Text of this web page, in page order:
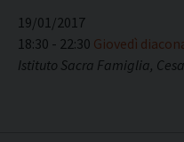
19/01/2017
18:30 - 22:30 Giovedì
Istituto Sacra Famiglia,